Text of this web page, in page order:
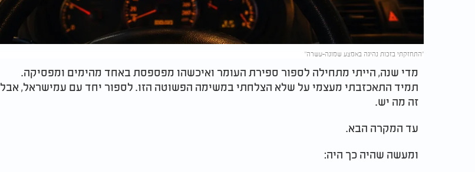
"התחזקתי בזכות נהיגה באמצע שמונה-עשרה"
מדי שנה, הייתי מתחילה לספור ספירת העומר ואיכשהו מפספסת באחד מהימים ומפסיקה.
תמיד התאכזבתי מעצמי על שלא הצלחתי במשימה הפשוטה הזו. לספור יחד עם עמישראל, אבל
זה מה יש.
עד המקרה הבא.
ומעשה שהיה כך היה: